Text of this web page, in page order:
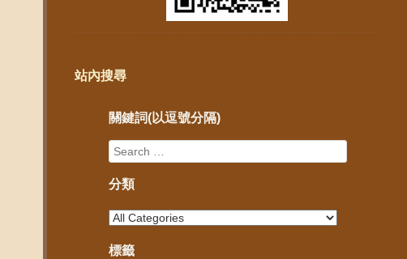
站內搜尋
關鍵詞(以逗號分隔)
分類
標籤